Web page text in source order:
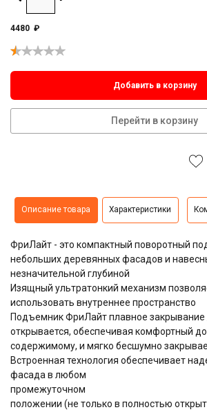
4480 ₽
Добавить в корзину
Перейти в корзину
Описание товара Характеристики
ФриЛайт - это компактный поворотный
небольших деревянных фасадов и
незначительной глубиной
Изящный ультратонкий механизм
использовать внутреннее пространство
Подъемник ФриЛайт плавное
открывается, обеспечивая комфортный
содержимому, и мягко бесшумно
Встроенная технология обеспечивает
фасада в любом
промежуточном
положении (не только в полностью